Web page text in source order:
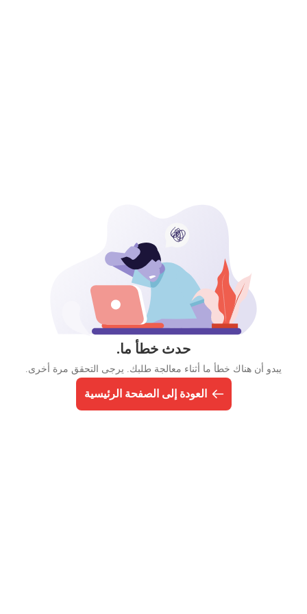
حدث خطأ ما.
يبدو أن هناك خطأ ما أثناء معالجة طلبك. يرجى التحقق مرة أخرى.
العودة إلى الصفحة الرئيسية